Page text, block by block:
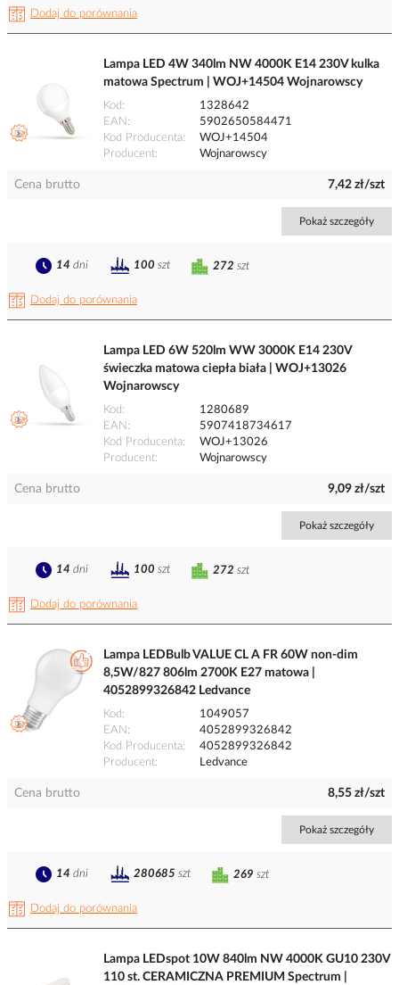
Dodaj do porównania
Lampa LED 4W 340lm NW 4000K E14 230V kulka
matowa Spectrum | WOJ+14504 Wojnarowscy
Kod
1328642
EAN
5902650584471
Kod Producenta
WOJ+14504
Producent
Wojnarowscy
Cena brutto 7,42 zł/szt
Pokaż szczegóły
Dodaj do porównania
272 szt
14 dni 100 szt
Lampa LED 6W 520lm WW 3000K E14 230V
świeczka matowa ciepła biała | WOJ+13026
Wojnarowscy
Kod
1280689
EAN
5907418734617
Kod Producenta
WOJ+13026
Producent
Wojnarowscy
Cena brutto 9,09 zł/szt
Pokaż szczegóły
Dodaj do porównania
272 szt
14 dni 100 szt
Lampa LEDBulb VALUE CL A FR 60W non-dim
8,5W/827 806lm 2700K E27 matowa |
4052899326842 Ledvance
Kod
1049057
EAN
4052899326842
Kod Producenta
4052899326842
Producent
Ledvance
Cena brutto 8,55 zł/szt
Pokaż szczegóły
Dodaj do porównania
269 szt
14 dni 280685 szt
Lampa LEDspot 10W 840lm NW 4000K GU10 230V
110 st. CERAMICZNA PREMIUM Spectrum |